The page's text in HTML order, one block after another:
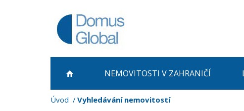
NEMOVITOSTI V ZAHRANIČÍ
Úvod Vyhledávání nemovitostí